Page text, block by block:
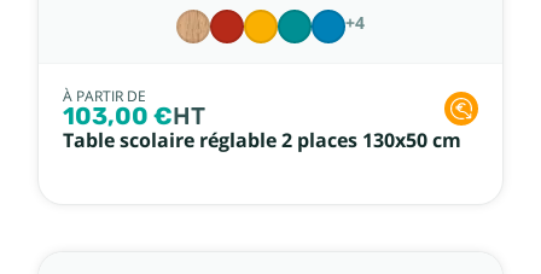
+4
À PARTIR DE
103,00 €HT
Table scolaire réglable 2 places 130x50 cm